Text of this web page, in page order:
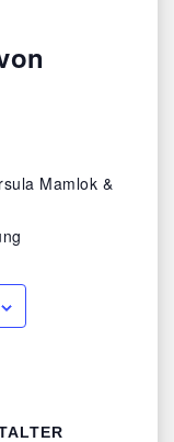
Mamlok &